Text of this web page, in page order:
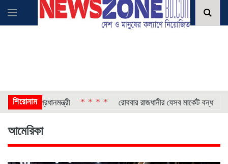
শিরোনাম
পথে প্রধানমন্ত্রী * * * * রোববার রাজধানীর যেসব মার্কেট বন্ধ * * *
আমেরিকা